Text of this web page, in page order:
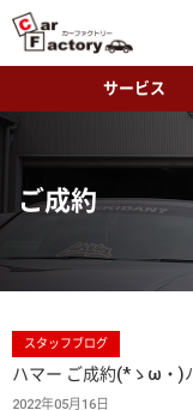
サービス
ご成約
スタッフブログ
ハマー ご成約(*ゝω・)ﾉ
2022年05月16日